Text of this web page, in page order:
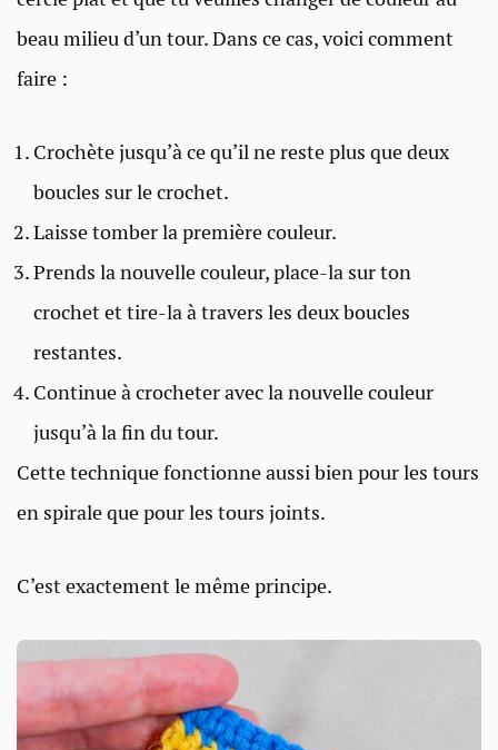
beau milieu d’un tour. Dans ce cas, voici comment
faire :
Crochète jusqu’à ce qu’il ne reste plus que deux
boucles sur le crochet.
Laisse tomber la première couleur.
Prends la nouvelle couleur, place-la sur ton
crochet et tire-la à travers les deux boucles
restantes.
Continue à crocheter avec la nouvelle couleur
jusqu’à la fin du tour.
Cette technique fonctionne aussi bien pour les tours
en spirale que pour les tours joints.
C’est exactement le même principe.